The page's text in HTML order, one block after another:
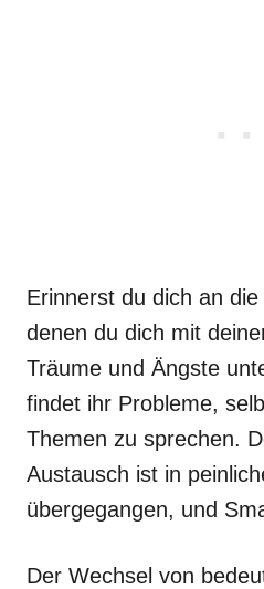
Erinnerst du dich an
denen du dich mit
Träume und Ängste
findet ihr Probleme,
Themen zu sprechen.
Austausch ist in
übergegangen, und
Der Wechsel von